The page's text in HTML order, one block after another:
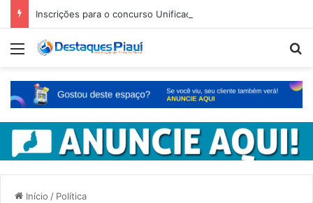
Menu
Início / Política